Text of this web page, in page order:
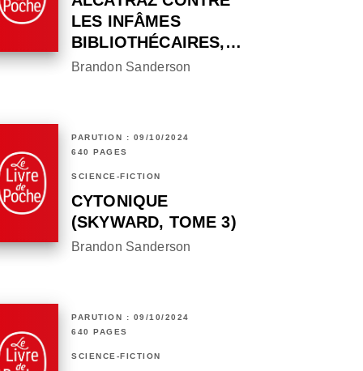
LES INFÂMES
BIBLIOTHÉCAIRES,…
Brandon Sanderson
PARUTION : 09/10/2024
640 PAGES
SCIENCE-FICTION
CYTONIQUE
(SKYWARD, TOME 3)
Brandon Sanderson
PARUTION : 09/10/2024
640 PAGES
SCIENCE-FICTION